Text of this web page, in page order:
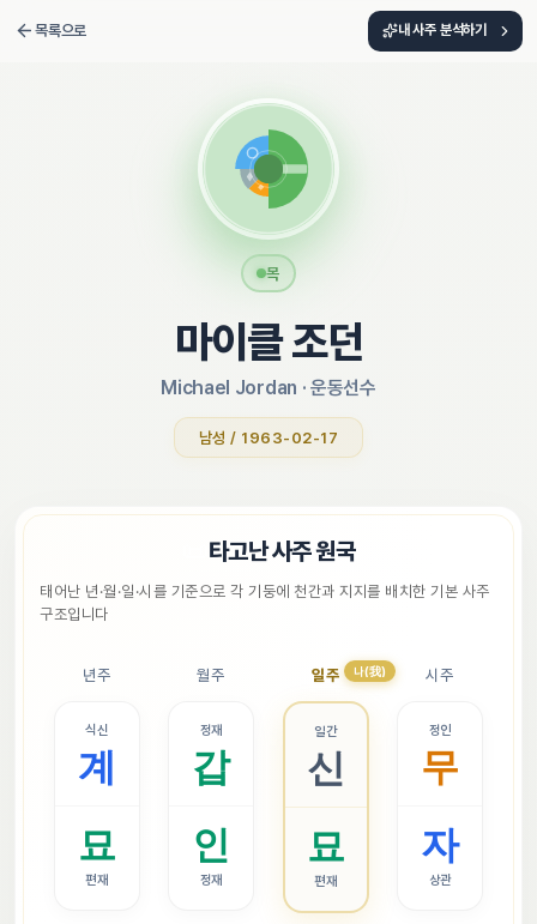
목록으로 내 사주 분석하기
목
마이클 조던
Michael Jordan · 운동선수
남성 / 1963-02-17
타고난 사주 원국
태어난 년·월·일·시를 기준으로 각 기둥에 천간과 지지를 배치한 기본 사주
구조입니다
시주
정인
무
자
상관
일주
일간
신
묘
편재
나(我)
월주
정재
갑
인
정재
년주
식신
계
묘
편재